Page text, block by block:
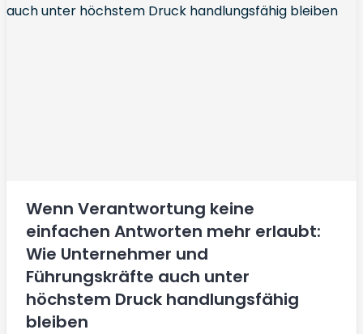
Wenn Verantwortung keine
einfachen Antworten mehr erlaubt:
Wie Unternehmer und
Führungskräfte auch unter
höchstem Druck handlungsfähig
bleiben